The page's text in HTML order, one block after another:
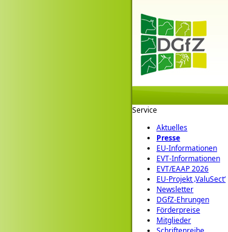
Service
Aktuelles
Presse
EU-Informationen
EVT-Informationen
EVT/EAAP 2026
EU-Projekt ‚ValuSect‘
Newsletter
DGfZ-Ehrungen
Förderpreise
Mitglieder